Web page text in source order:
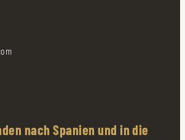
nach Spanien und in die